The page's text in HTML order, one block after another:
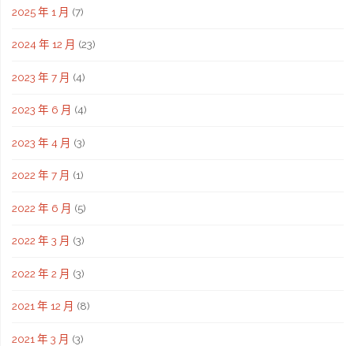
2025 年 1 月 (7)
2024 年 12 月 (23)
2023 年 7 月 (4)
2023 年 6 月 (4)
2023 年 4 月 (3)
2022 年 7 月 (1)
2022 年 6 月 (5)
2022 年 3 月 (3)
2022 年 2 月 (3)
2021 年 12 月 (8)
2021 年 3 月 (3)